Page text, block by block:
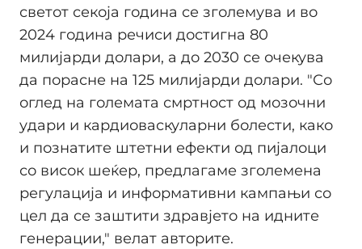
светот секоја година се зголемува и во
2024 година речиси достигна 80
милијарди долари, а до 2030 се очекува
да порасне на 125 милијарди долари. "Со
оглед на големата смртност од мозочни
удари и кардиоваскуларни болести, како
и познатите штетни ефекти од пијалоци
со висок шеќер, предлагаме зголемена
регулација и информативни кампањи со
цел да се заштити здравјето на идните
генерации," велат авторите.